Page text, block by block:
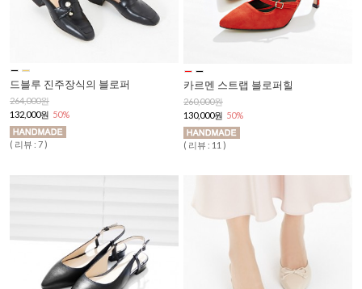
드블루 진주장식의 블로퍼
264,000원
132,000원 50%
( 리뷰 : 7 )
카르멘 스트랩 블로퍼힐
260,000원
130,000원 50%
( 리뷰 : 11 )